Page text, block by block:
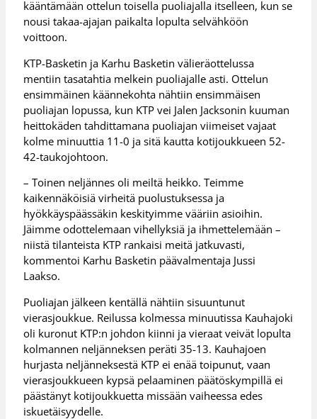
kääntämään ottelun toisella puoliajalla itselleen, kun se
nousi takaa-ajajan paikalta lopulta selvähköön
voittoon.
KTP-Basketin ja Karhu Basketin välieräottelussa
mentiin tasatahtia melkein puoliajalle asti. Ottelun
ensimmäinen käännekohta nähtiin ensimmäisen
puoliajan lopussa, kun KTP vei Jalen Jacksonin kuuman
heittokäden tahdittamana puoliajan viimeiset vajaat
kolme minuuttia 11-0 ja sitä kautta kotijoukkueen 52-
42-taukojohtoon.
– Toinen neljännes oli meiltä heikko. Teimme
kaikennäköisiä virheitä puolustuksessa ja
hyökkäyspäässäkin keskityimme vääriin asioihin.
Jäimme odottelemaan vihellyksiä ja ihmettelemään –
niistä tilanteista KTP rankaisi meitä jatkuvasti,
kommentoi Karhu Basketin päävalmentaja Jussi
Laakso.
Puoliajan jälkeen kentällä nähtiin sisuuntunut
vierasjoukkue. Reilussa kolmessa minuutissa Kauhajoki
oli kuronut KTP:n johdon kiinni ja vieraat veivät lopulta
kolmannen neljänneksen peräti 35-13. Kauhajoen
hurjasta neljänneksestä KTP ei enää toipunut, vaan
vierasjoukkueen kypsä pelaaminen päätöskympillä ei
päästänyt kotijoukkuetta missään vaiheessa edes
iskuetäisyydelle.